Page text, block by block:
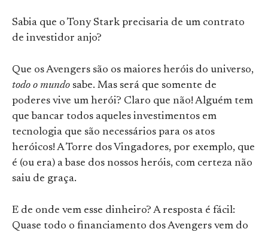
Sabia que o Tony Stark precisaria de um contrato
de investidor anjo?
Que os Avengers são os maiores heróis do universo,
todo o mundo sabe. Mas será que somente de
poderes vive um herói? Claro que não! Alguém tem
que bancar todos aqueles investimentos em
tecnologia que são necessários para os atos
heróicos! A Torre dos Vingadores, por exemplo, que
é (ou era) a base dos nossos heróis, com certeza não
saiu de graça.
E de onde vem esse dinheiro? A resposta é fácil:
Quase todo o financiamento dos Avengers vem do